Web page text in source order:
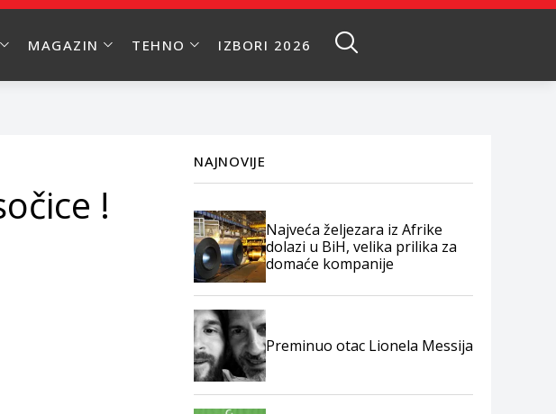
MAGAZIN TEHNO IZBORI 2026
!
NAJNOVIJE
Najveća željezara iz Afrike
dolazi u BiH, velika prilika za
domaće kompanije
Preminuo otac Lionela Messija